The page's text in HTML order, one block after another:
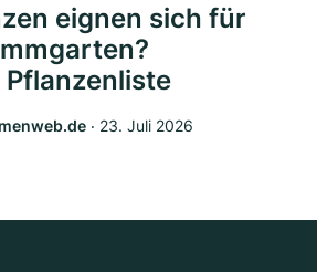
eignen sich für
‧ 23. Juli 2026